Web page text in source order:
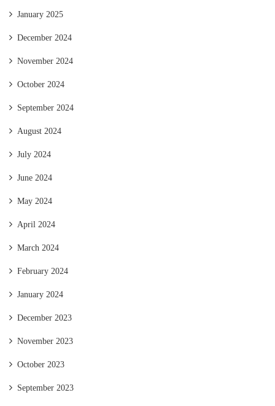
January 2025
December 2024
November 2024
October 2024
September 2024
August 2024
July 2024
June 2024
May 2024
April 2024
March 2024
February 2024
January 2024
December 2023
November 2023
October 2023
September 2023